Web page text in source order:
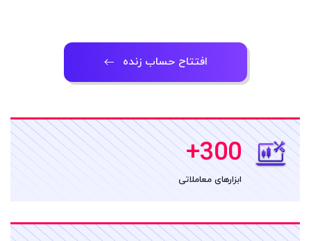
300
+
ابزارهای معاملاتی
افتتاح حساب زنده